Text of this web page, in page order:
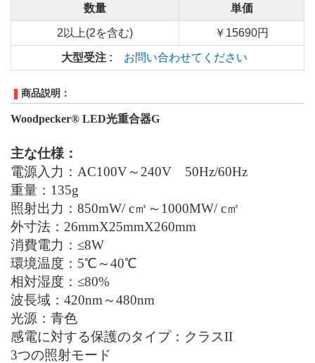
数量 単価
2以上(2を含む) ￥15690円
大型受注 : お問い合わせてください
商品説明：
Woodpecker® LED光重合器G
主な仕様：
電源入力：AC100V～240V 50Hz/60Hz
重量：135g
照射出力：850mW/ c㎡～1000MW/ c㎡
外寸法：26mmX25mmX260mm
消費電力：≤8W
環境温度：5℃～40℃
相対湿度：≤80%
波長域：420nm～480nm
光源：青色
感電に対する保護のタイプ：クラスII
3つの照射モード